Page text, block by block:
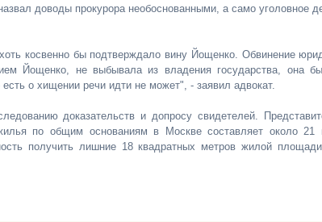
доводы прокурора необоснованными, а само уголовное
косвенно бы подтверждало вину Йощенко. Обвинение
Йощенко, не выбывала из владения государства, она
о хищении речи идти не может", - заявил адвокат.
доказательств и допросу свидетелей.
по общим основаниям в Москве составляет около 21
получить лишние 18 квадратных метров жилой площади